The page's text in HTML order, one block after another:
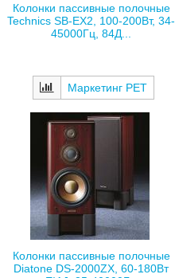
Колонки пассивные полочные
Technics SB-EX2, 100-200Вт, 34-
45000Гц, 84Д...
Маркетинг РЕТ
Колонки пассивные полочные
Diatone DS-2000ZX, 60-180Вт